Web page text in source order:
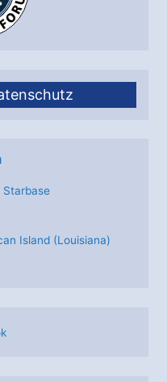
Starbase
Island (Louisiana)